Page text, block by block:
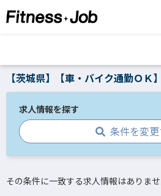
【茨城県】【車・バイク通勤ＯＫ
求人情報を探す
条件を変
その条件に一致する求人情報はありませ